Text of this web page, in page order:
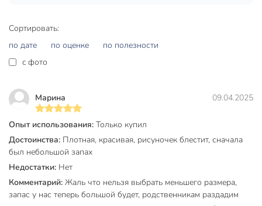
касании).
вредных химических веществ, поэтому они
среды.
Благодаря своей прочности и устойчивости к
температурным колебаниям, она сохраняет свою
форму и свойства даже при воздействии высоких и
низких температур.
Клеенка не скользит и не сползает со стола.
Стильный дизайн и универсальность позволяют ей
гармонично вписываться в любой интерьер,
Сортировать:
по дате
по оценке
по полезности
c фото
Марина 09.04.2025
Опыт использования: Только купил
Достоинства: Плотная, красивая, рисуночек блестит, сначала
был небольшой запах
Недостатки: Нет
Комментарий: Жаль что нельзя выбрать меньшего размера,
запас у нас теперь большой будет, родственникам раздадим